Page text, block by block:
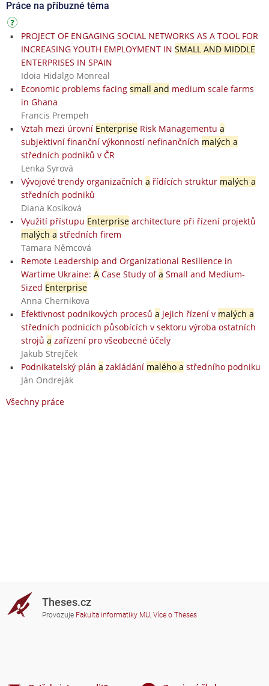
Práce na příbuzné téma
PROJECT OF ENGAGING SOCIAL NETWORKS AS A TOOL FOR
INCREASING YOUTH EMPLOYMENT IN SMALL AND MIDDLE
ENTERPRISES IN SPAIN
Idoia Hidalgo Monreal
Economic problems facing small and medium scale farms
in Ghana
Francis Prempeh
Vztah mezi úrovní EnterpriseRisk Managementu a
subjektivní finanční výkonností nefinančních malých a
středních podniků v ČR
Lenka Syrová
Vývojové trendy organizačních a řídících struktur malých a
středních podniků
Diana Kosíková
Využití přístupu Enterprisearchitecture při řízení projektů
malých a středních firem
Tamara Němcová
Remote Leadership and Organizational Resilience in
Wartime Ukraine: ACase Study ofa Small and Medium-
Sized Enterprise
Anna Chernikova
Efektivnost podnikových procesů a jejich řízení v malých a
středních podnicích působících v sektoru výroba ostatních
strojů a zařízení pro všeobecné účely
Jakub Strejček
Podnikatelský plán a zakládání malého a středního podniku
Ján Ondreják
Všechny práce
Theses.cz
Provozuje Fakulta informatiky MU, Více o Theses